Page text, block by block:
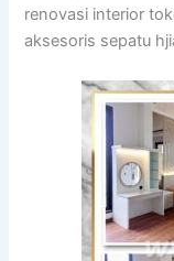
renovasi interior
aksesoris sepatu